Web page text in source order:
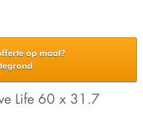
op maat?
Life 60 x 31.7